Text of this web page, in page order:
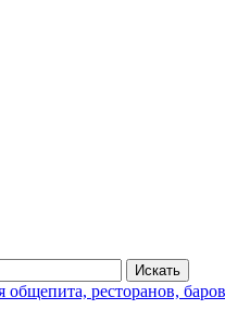
Искать